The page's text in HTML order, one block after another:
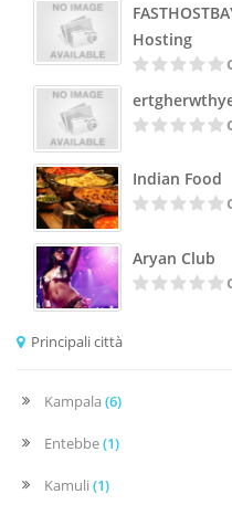
Hosting
Indian Food
Aryan Club
Principali città
Kampala (6)
Entebbe(1)
Kamuli (1)